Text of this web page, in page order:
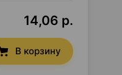
14,06 р.
В корзину